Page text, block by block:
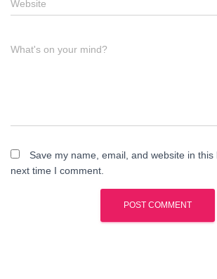
Website
What's on your mind?
Save my name, email, and website in
next time I comment.